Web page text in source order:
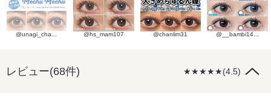
@unagi_cha... @hs_mam107 @chanlim31 @__bambi14...
レビュー(68件) ★★★★★(4.5)